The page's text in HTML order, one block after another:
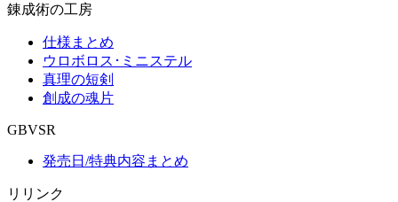
錬成術の工房
仕様まとめ
ウロボロス･ミニステル
真理の短剣
創成の魂片
GBVSR
発売日/特典内容まとめ
リリンク